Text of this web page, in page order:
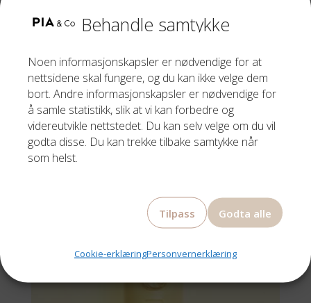
Behandle samtykke
Noen informasjonskapsler er nødvendige for at
nettsidene skal fungere, og du kan ikke velge dem
bort. Andre informasjonskapsler er nødvendige for
å samle statistikk, slik at vi kan forbedre og
videreutvikle nettstedet. Du kan selv velge om du vil
godta disse. Du kan trekke tilbake samtykke når
som helst.
Godta alle
Tilpass
Cookie-erklæringPersonvernerklæring
810,00kr